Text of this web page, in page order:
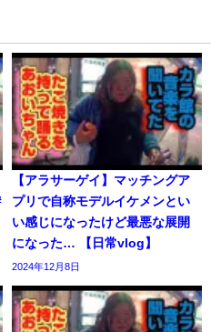
【アラサーゲイ】マッチングア
プリで自称モデルイケメンとい
い感じになったけど最悪な展開
になった… 【日常vlog】
2024年12月8日